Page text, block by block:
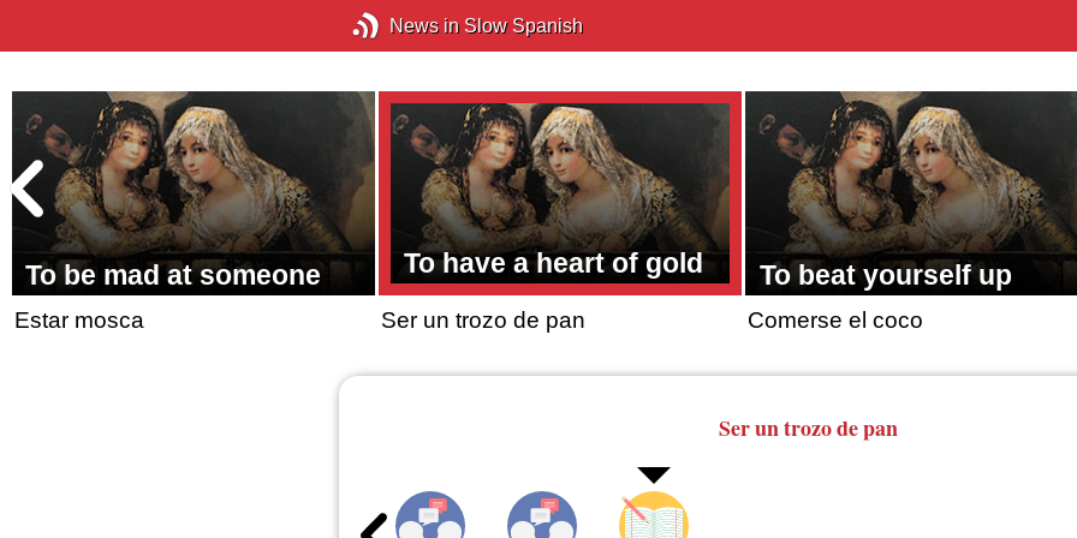
News in Slow Spanish
To be mad at someone
Estar mosca
To have a heart of gold
Ser un trozo de pan
To beat yourself up
Comerse el coco
Ser un trozo de pan